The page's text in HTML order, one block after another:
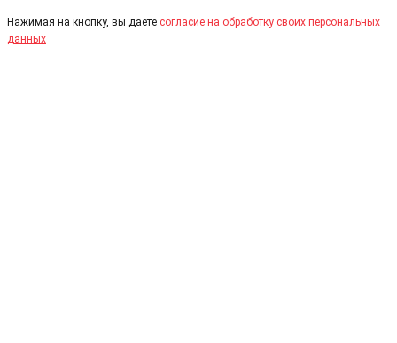
Нажимая на кнопку, вы даете согласие на обработку своих персональных
данных